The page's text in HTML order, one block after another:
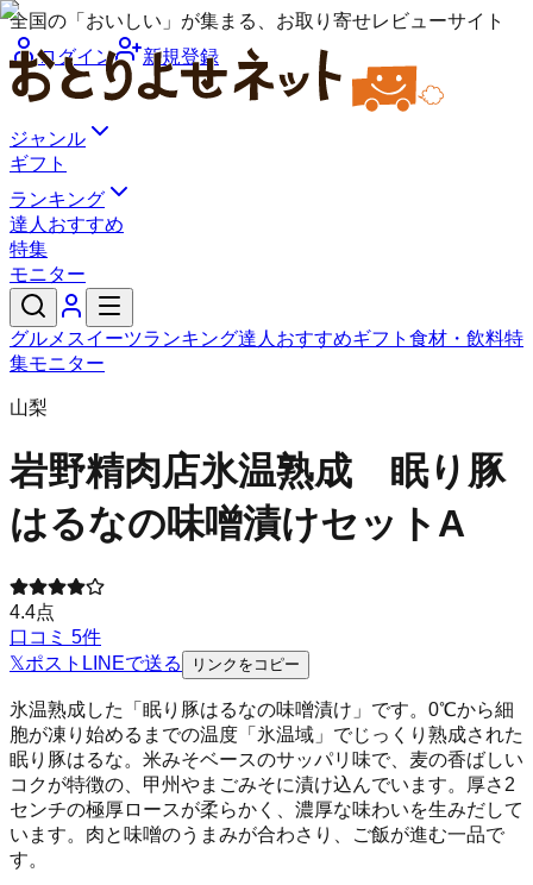
全国の「おいしい」が集まる、お取り寄せレビューサイト
ログイン
新規登録
ジャンル
ギフト
ランキング
達人おすすめ
特集
モニター
グルメ スイーツランキング達人おすすめギフト 食材・飲料特
集モニター
山梨
岩野精肉店氷温熟成 眠り豚
はるなの味噌漬けセットA
4.4点
口コミ 5件
𝕏ポスト LINEで送る リンクをコピー
氷温熟成した「眠り豚はるなの味噌漬け」です。0℃から細
胞が凍り始めるまでの温度「氷温域」でじっくり熟成された
眠り豚はるな。米みそベースのサッパリ味で、麦の香ばしい
コクが特徴の、甲州やまごみそに漬け込んでいます。厚さ2
センチの極厚ロースが柔らかく、濃厚な味わいを生みだして
います。肉と味噌のうまみが合わさり、ご飯が進む一品で
す。